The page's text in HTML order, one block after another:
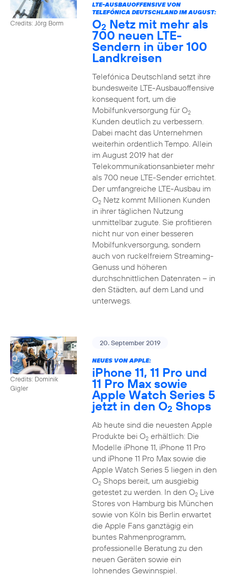
Credits: Jörg Borm
LTE-AUSBAUOFFENSIVE VON
TELEFÓNICA DEUTSCHLAND IM AUGUST:
O2 Netz mit mehr als
700 neuen LTE-
Sendern in über 100
Landkreisen
Telefónica Deutschland setzt ihre
bundesweite LTE-Ausbauoffensive
konsequent fort, um die
Mobilfunkversorgung für O2
Kunden deutlich zu verbessern.
Dabei macht das Unternehmen
weiterhin ordentlich Tempo. Allein
im August 2019 hat der
Telekommunikationsanbieter mehr
als 700 neue LTE-Sender errichtet.
Der umfangreiche LTE-Ausbau im
O2Netz kommt Millionen Kunden
in ihrer täglichen Nutzung
unmittelbar zugute. Sie profitieren
nicht nur von einer besseren
Mobilfunkversorgung, sondern
auch von ruckelfreiem Streaming-
Genuss und höheren
durchschnittlichen Datenraten – in
den Städten, auf dem Land und
unterwegs.
Credits: Dominik
Gigler
20. September 2019
NEUES VON APPLE:
iPhone 11, 11 Pro und
11 Pro Max sowie
Apple Watch Series 5
jetzt in den O2 Shops
Ab heute sind die neuesten Apple
Produkte bei O2erhältlich: Die
Modelle iPhone 11, iPhone 11 Pro
und iPhone 11 Pro Max sowie die
Apple Watch Series 5 liegen in den
O2Shops bereit, um ausgiebig
getestet zu werden. In den O2Live
Stores von Hamburg bis München
sowie von Köln bis Berlin erwartet
die Apple Fans ganztägig ein
buntes Rahmenprogramm,
professionelle Beratung zu den
neuen Geräten sowie ein
lohnendes Gewinnspiel.